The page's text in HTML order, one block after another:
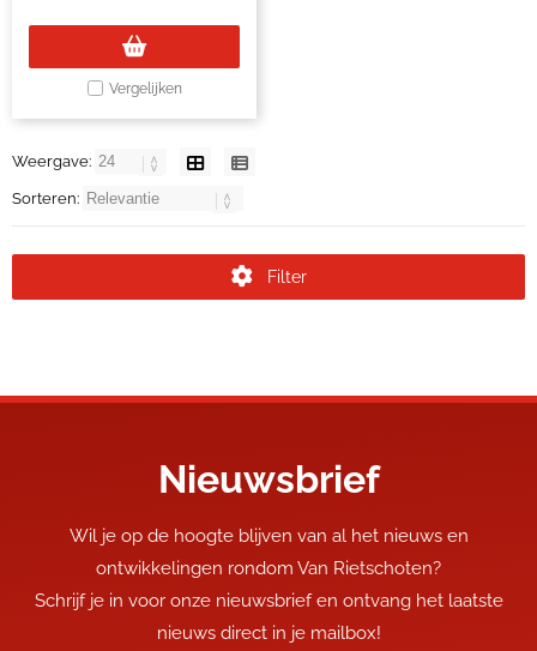
Vergelijken
Weergave:
Sorteren:
Filter
Nieuwsbrief
Wil je op de hoogte blijven van al het nieuws en
ontwikkelingen rondom Van Rietschoten?
Schrijf je in voor onze nieuwsbrief en ontvang het laatste
nieuws direct in je mailbox!